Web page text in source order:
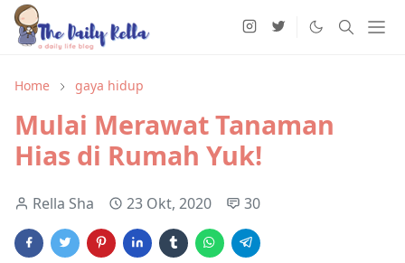
Home gaya hidup
Mulai Merawat Tanaman
Hias di Rumah Yuk!
Rella Sha 23 Okt, 2020 30